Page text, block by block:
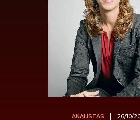
ANALISTAS 26/10/